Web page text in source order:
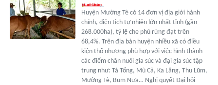
Huyện Mường Tè có 14 đơn vị địa giới hành
chính, diện tích tự nhiên lớn nhất tỉnh (gần
268.000ha), tỷ lệ che phủ rừng đạt trên
68,4%. Trên địa bàn huyện nhiều xã có điều
kiện thổ nhưỡng phù hợp với việc hình thành
các điểm chăn nuôi gia súc và đại gia súc tập
trung như: Tà Tổng, Mù Cả, Ka Lăng, Thu Lũm,
Mường Tè, Bum Nưa… Nghị quyết Đại hội